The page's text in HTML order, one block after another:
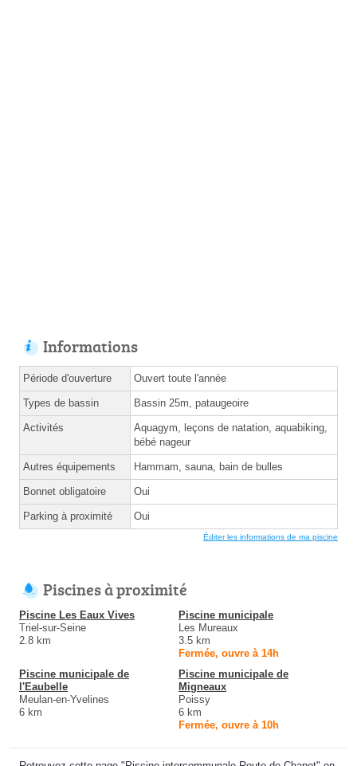
Informations
Période d'ouverture Ouvert toute l'année
Types de bassin Bassin 25m, pataugeoire
Activités
Aquagym, leçons de natation, aquabiking,
bébé nageur
Autres équipements Hammam, sauna, bain de bulles
Bonnet obligatoire Oui
Parking à proximité Oui
Éditer les informations de ma piscine
Piscines à proximité
Piscine Les Eaux Vives
Triel-sur-Seine
2.8 km
Piscine municipale
Les Mureaux
3.5 km
Fermée, ouvre à 14h
Piscine municipale de
l'Eaubelle
Meulan-en-Yvelines
6 km
Piscine municipale de
Migneaux
Poissy
6 km
Fermée, ouvre à 10h